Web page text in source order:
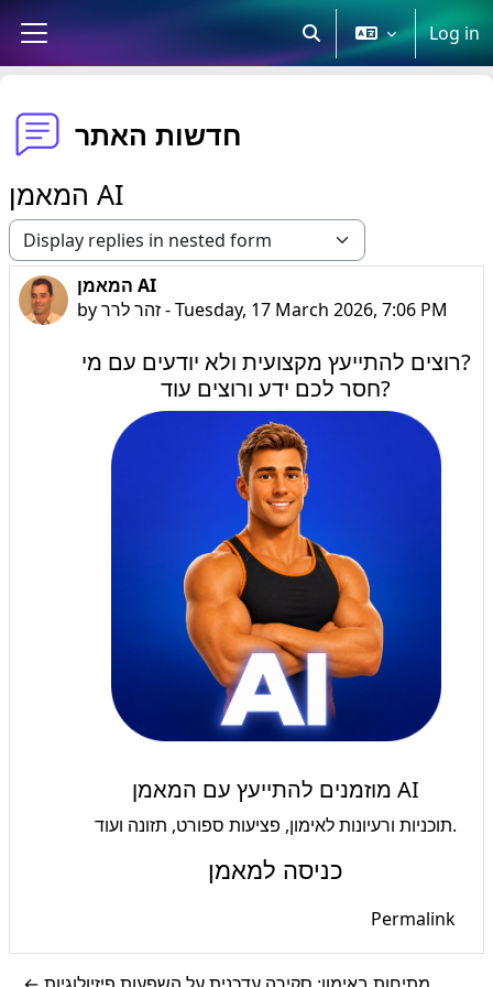
Side panel Toggle search input
Log in
חדשות האתר
המאמן AI
Display mode
המאמן AI
byזהר לרר-Tuesday, 17 March 2026, 7:06 PM
Number of replies: 0
רוצים להתייעץ מקצועית ולא יודעים עם מי?
חסר לכם ידע ורוצים עוד?
מוזמנים להתייעץ עם המאמן AI
תוכניות ורעיונות לאימון, פציעות ספורט, תזונה ועוד.
כניסה למאמן
Permalink